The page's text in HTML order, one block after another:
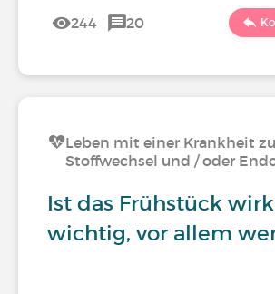
244 20
Leben mit einer Krankheit
Stoffwechsel und / oder
Ist das Frühstück
wichtig, vor allem